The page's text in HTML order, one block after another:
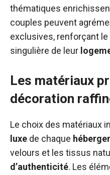
thématiques
couples peuvent
exclusives, renforçant le
singulière de leur
Les matériaux
décoration
Le choix des matériaux
luxe de chaque
velours et les tissus
d’authenticité. Les